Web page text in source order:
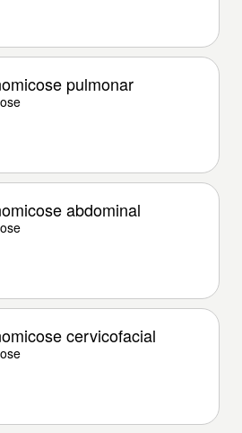
pulmonar
abdominal
cervicofacial